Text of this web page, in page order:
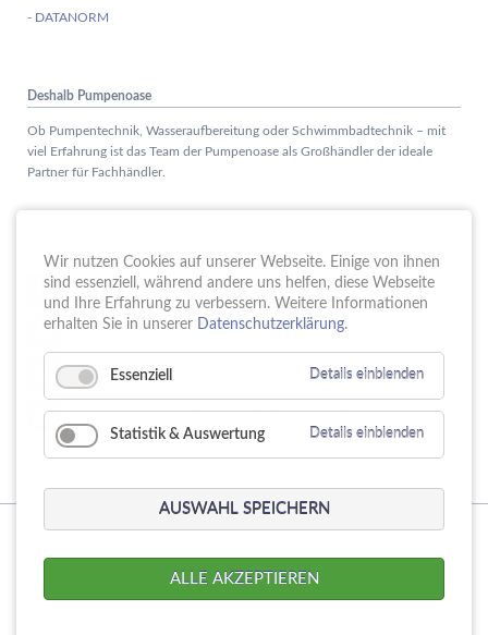
- DATANORM
Deshalb Pumpenoase
Ob Pumpentechnik, Wasseraufbereitung oder Schwimmbadtechnik – mit
viel Erfahrung ist das Team der Pumpenoase als Großhändler der ideale
Partner für Fachhändler.
15. Schule trifft Wirtschaft bei der PUMPENoase!
18. Vortrag IT-Sicherheit
16 Jahre PUMPENoase
23.
überspringen
Datenschutz Impressum AGB
Wir nutzen Cookies auf unserer Webseite. Einige von ihnen
sind essenziell, während andere uns helfen, diese Webseite
und Ihre Erfahrung zu verbessern. Weitere Informationen
erhalten Sie in unserer Datenschutzerklärung.
Essenziell Details einblenden
Statistik & Auswertung Details einblenden
AUSWAHL SPEICHERN
ALLE AKZEPTIEREN